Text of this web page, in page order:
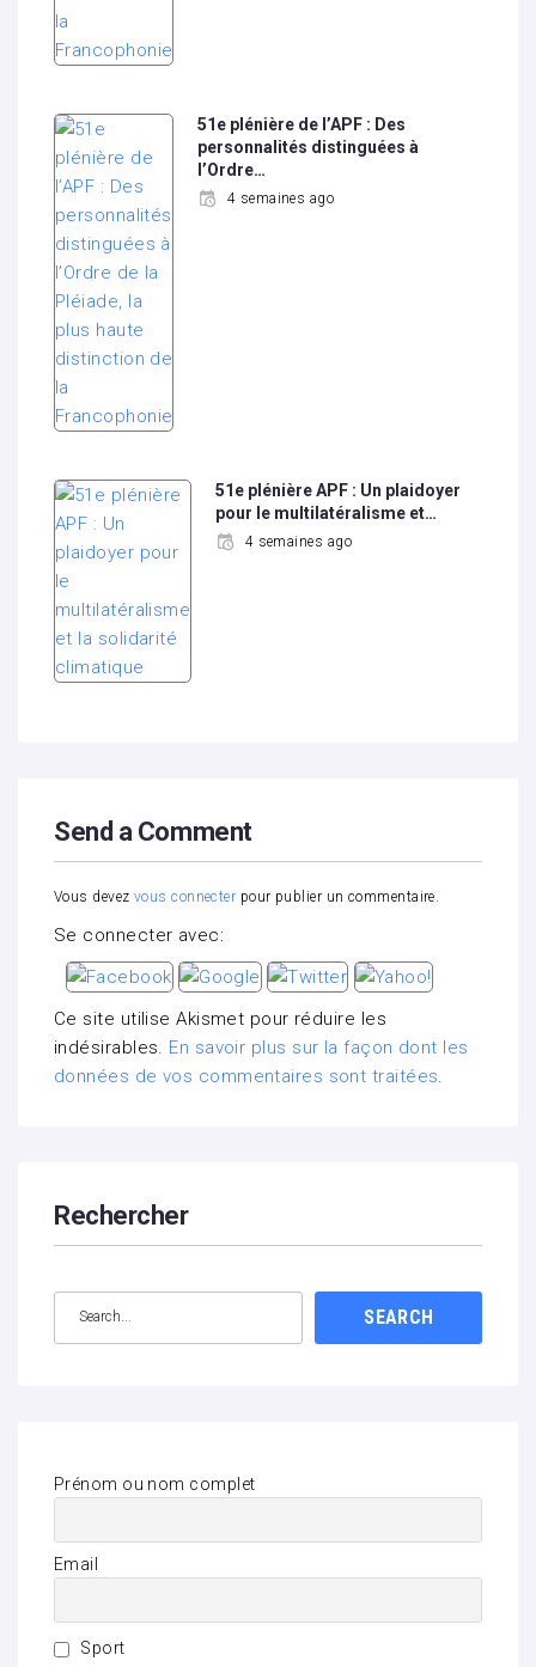
51e plénière de l’APF : Des
personnalités distinguées à
l’Ordre…
4 semaines ago
51e plénière APF : Un plaidoyer
pour le multilatéralisme et…
4 semaines ago
Send a Comment
Vous devez vous connecter pour publier un commentaire.
Se connecter avec:
Ce site utilise Akismet pour réduire les
indésirables. En savoir plus sur la façon dont les
données de vos commentaires sont traitées.
Rechercher
SEARCH
Prénom ou nom complet
Email
Sport